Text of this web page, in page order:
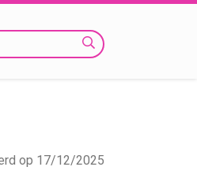
op 17/12/2025